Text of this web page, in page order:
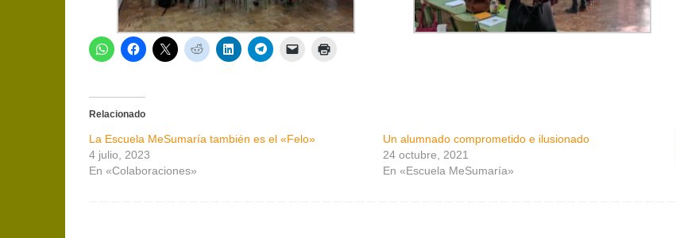
Relacionado
La Escuela MeSumaría también es el «Felo»
4 julio, 2023
En «Colaboraciones»
Un alumnado comprometido e ilusionado
24 octubre, 2021
En «Escuela MeSumaría»